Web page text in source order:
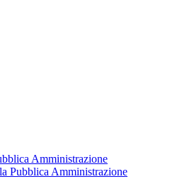
Amministrazione
Pubblica Amministrazione